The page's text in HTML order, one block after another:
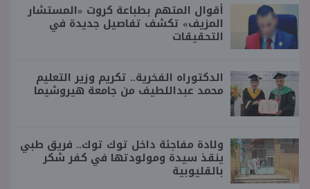
أقوال المتهم بطباعة كروت «المستشار
المزيف» تكشف تفاصيل جديدة في
التحقيقات
الدكتوراه الفخرية.. تكريم وزير التعليم
محمد عبداللطيف من جامعة هيروشيما
ولادة مفاجئة داخل توك توك.. فريق طبي
ينقذ سيدة ومولودتها في كفر شكر
بالقليوبية